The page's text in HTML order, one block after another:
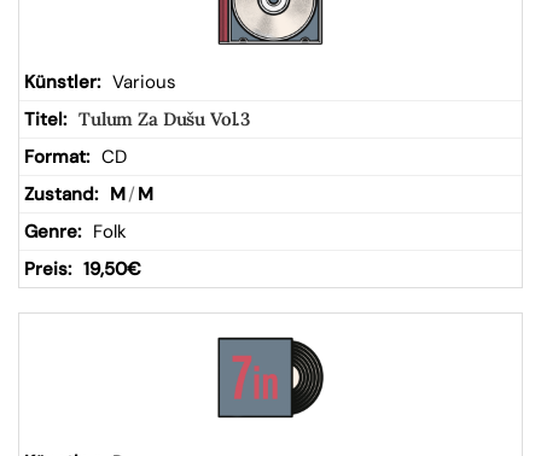
kor
b
Various
Tulum Za Dušu Vol.3
CD
M/ M
Folk
19,50€